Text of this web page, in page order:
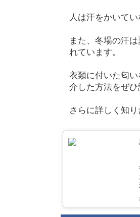
人は汗をかいて
また、冬場の汗
れています。
衣類に付いた匂
介した方法をぜひ
さらに詳しく知